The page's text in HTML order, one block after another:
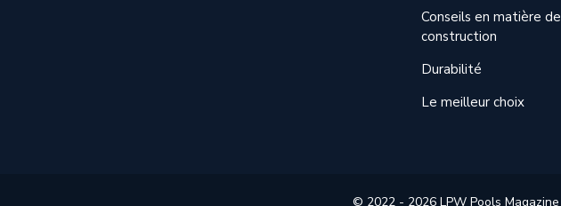
Conseils en matière de
construction
Durabilité
Le meilleur choix
© 2022 - 2026 LPW Pools Magazine